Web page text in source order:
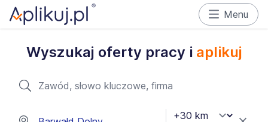
Menu
Wyszukaj oferty pracy i aplikuj